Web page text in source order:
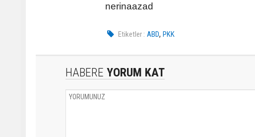
nerinaazad
Etiketler : ABD,PKK
HABERE YORUM KAT